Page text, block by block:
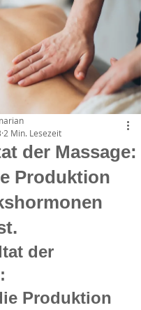
der Massage:
Produktion
2 Min. Lesezeit
der
Produktion